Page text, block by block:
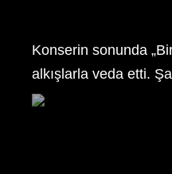
Konserin sonunda
alkışlarla veda etti.